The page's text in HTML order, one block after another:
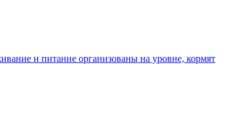
и питание организованы на уровне, кормят